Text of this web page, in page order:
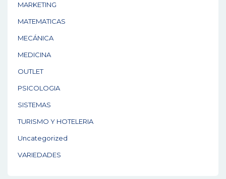
MARKETING
MATEMATICAS
MECÁNICA
MEDICINA
OUTLET
PSICOLOGIA
SISTEMAS
TURISMO Y HOTELERIA
Uncategorized
VARIEDADES